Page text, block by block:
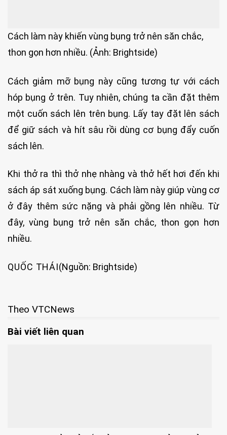
Cách làm này khiến vùng bụng trở nên săn chắc,
thon gọn hơn nhiều. (Ảnh: Brightside)
Cách giảm mỡ bụng này cũng tương tự với cách
hóp bụng ở trên. Tuy nhiên, chúng ta cần đặt thêm
một cuốn sách lên trên bụng. Lấy tay đặt lên sách
để giữ sách và hít sâu rồi dùng cơ bụng đẩy cuốn
sách lên.
Khi thở ra thì thở nhẹ nhàng và thở hết hơi đến khi
sách áp sát xuống bụng. Cách làm này giúp vùng cơ
ở đây thêm sức nặng và phải gồng lên nhiều. Từ
đây, vùng bụng trở nên săn chắc, thon gọn hơn
nhiều.
QUỐC THÁI(Nguồn: Brightside)
Theo VTCNews
Bài viết liên quan